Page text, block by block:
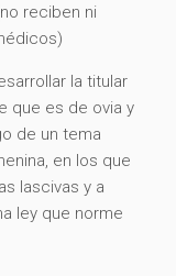
reciben ni
la titular
que es de ovia y
de un tema
en los que
lascivas y a
ley que norme